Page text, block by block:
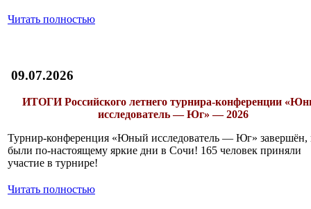
Читать полностью
09.07.2026
ИТОГИРоссийского летнего турнира-конференции
исследователь — Юг» — 2026
Турнир-конференция «Юный исследователь — Юг» завершён,
были по-настоящему яркие дни в Сочи! 165 человек приняли
участие в турнире!
Читать полностью